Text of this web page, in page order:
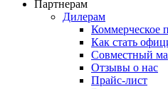
Партнерам
Дилерам
Коммерческое
Как стать
Совместный
Отзывы о нас
Прайс-лист